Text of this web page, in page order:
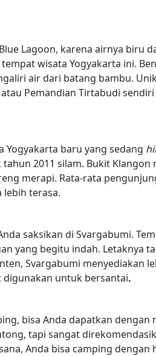
Lagoon, karena airnya biru
wisata Yogyakarta ini.
air dari batang bambu.
Pemandian Tirtabudi
baru yang sedang
2011 silam. Bukit
merapi. Rata-rata
lebih terasa.
saksikan di Svargabumi.
yang begitu indah. Letaknya
Svargabumi menyediakan
untuk bersantai.
bisa Anda dapatkan
tapi sangat
Anda bisa camping